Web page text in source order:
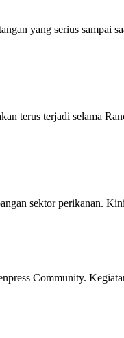
yang serius sampai
terus terjadi selama
sektor perikanan.
Community.